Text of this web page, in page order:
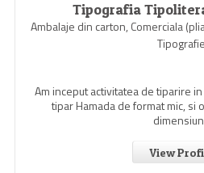
Tipografia
Ambalaje din carton, Comerciala
Tipografie
Am inceput activitatea de tiparire
tipar Hamada de format mic, si
View